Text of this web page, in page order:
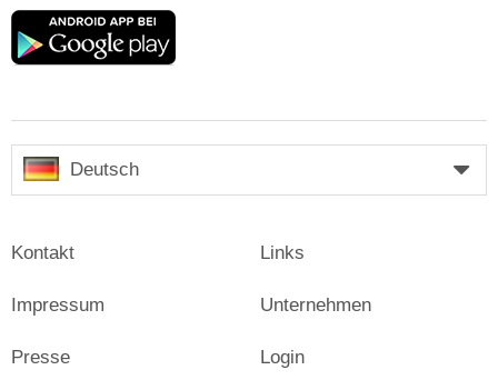
Google
Deutsch
Kontakt
Impressum
Presse
Links
Unternehmen
Login